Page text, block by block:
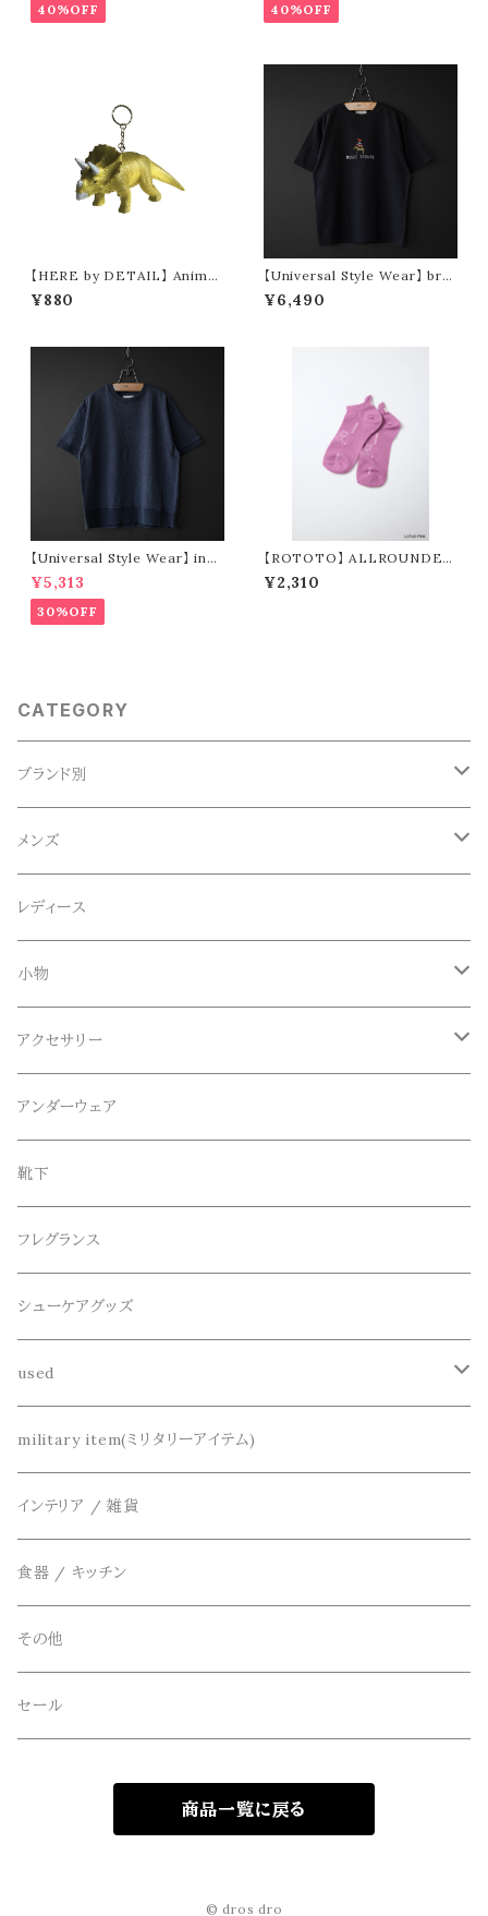
40%OFF 40%OFF
【HERE by DETAIL】 Animal
Keyring “Triceratops”
¥880
【Universal Style Wear】 bre
men tee (black)
¥6,490
【Universal Style Wear】 indi
go seam tee
¥5,313
30%OFF
【ROTOTO】 ALLROUNDER
TECH-MESH "NO SHOW" R
1595
¥2,310
CATEGORY
ブランド別
ACE SNKR(エーススニーカー)
Anapau,Seaing,ANAPAU UG
Blundstone(ブランドストーン)
CameOne(ケイムワン)
CANDY DESIGN&WORKS(CDW)
collonil(コロニル)
CountyComm(カウンティーコム)
decka(デカ)
dros dro(ドロスドロ)
DETAIL(ディティール)
THE FLAVOR DESIGN(ザ フレーバーデザイン)
FOB FACTORY(エフオービーファクトリー)
Four Seasons Garage(FSG)
freewaters(フリーウォータース)
GLOMA NAUTICA(グローマノーティカ)
メンズ
トップス
Tシャツ
ロンT
シャツ
カーディガン
ボトムス
ロング
ショート
セットアップ
シューズ
シューズ
サンダル
レディース
小物
帽子、マフラー、手袋
メガネ、サングラス
ベルト
腕時計
キーアクセサリー
財布、コインケース、マネークリップ
鞄
アクセサリー
リング
ブレスレット、バングル
ネックレス
アンダーウェア
靴下
フレグランス
シューケアグッズ
used
リメイク
アクセサリー
military item(ミリタリーアイテム)
インテリア / 雑貨
食器 / キッチン
その他
セール
商品一覧に戻る
© dros dro